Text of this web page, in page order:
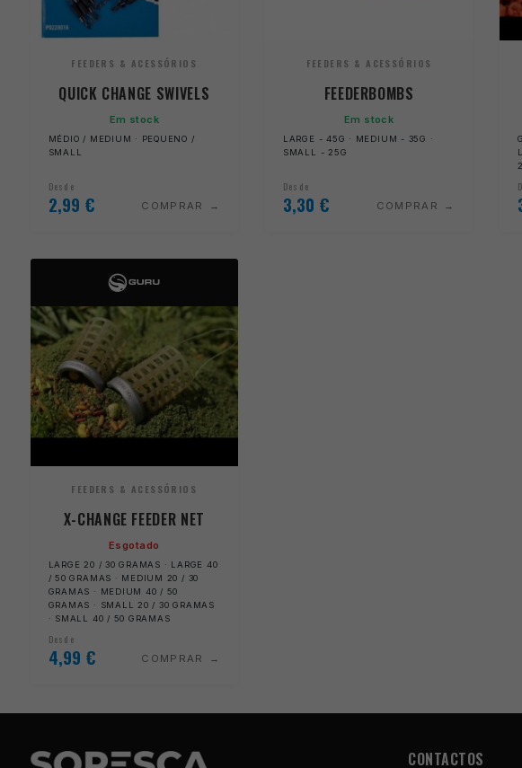
FEEDERS & ACESSÓRIOS
QUICK CHANGE SWIVELS
Em stock
MÉDIO / MEDIUM · PEQUENO /
SMALL
Desde
2,99 € COMPRAR
FEEDERS & ACESSÓRIOS
FEEDERBOMBS
Em stock
LARGE - 45G · MEDIUM - 35G ·
SMALL - 25G
Desde
3,30 € COMPRAR
FEEDERS & ACESSÓRIOS
X-CHANGE FEEDER NET
Esgotado
LARGE 20 / 30 GRAMAS · LARGE 40
/ 50 GRAMAS · MEDIUM 20 / 30
GRAMAS · MEDIUM 40 / 50
GRAMAS · SMALL 20 / 30 GRAMAS
· SMALL 40 / 50 GRAMAS
Desde
4,99 € COMPRAR
CONTACTOS